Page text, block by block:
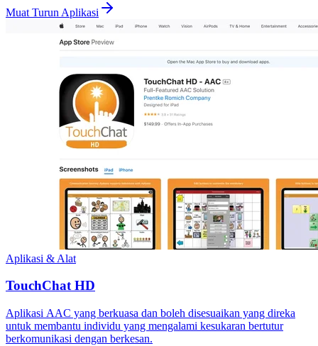
Muat Turun Aplikasi
Aplikasi & Alat
TouchChat HD
Aplikasi AAC yang berkuasa dan boleh disesuaikan yang direka
untuk membantu individu yang mengalami kesukaran bertutur
berkomunikasi dengan berkesan.